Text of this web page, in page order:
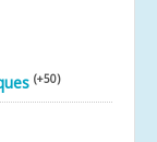
(+50)